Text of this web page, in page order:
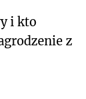
i kto
z